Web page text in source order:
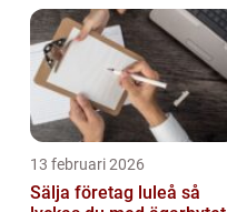
13 februari 2026
Sälja företag luleå så